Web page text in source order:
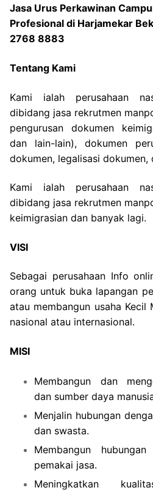
Jasa Urus Perkawinan
Profesional di Harjamekar
2768 8883
Tentang Kami
Kami ialah perusahaan
dibidang jasa rekrutmen
pengurusan dokumen
dan lain-lain), dokumen
dokumen, legalisasi dokumen,
Kami ialah perusahaan
dibidang jasa rekrutmen
keimigrasian dan banyak lagi.
VISI
Sebagai perusahaan Info
orang untuk buka lapangan
atau membangun usaha Kecil
nasional atau internasional.
MISI
Membangun dan
dan sumber daya
Menjalin hubungan
dan swasta.
Membangun
pemakai jasa.
Meningkatkan